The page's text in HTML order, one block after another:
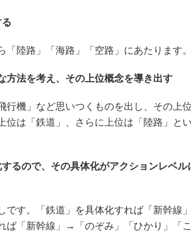
植物工場
知財マネジメント
グローバル設計・開発
制御セキュリティ
陸路」「海路」「空路」にあたります。
方法を考え、その上位概念を導き出す
機」など思いつくものを出し、その上
位は「鉄道」、さらに上位は「陸路」と
るので、その具体化がアクションレベル
す。「鉄道」を具体化すれば「新幹線
ば「新幹線」→「のぞみ」「ひかり」「